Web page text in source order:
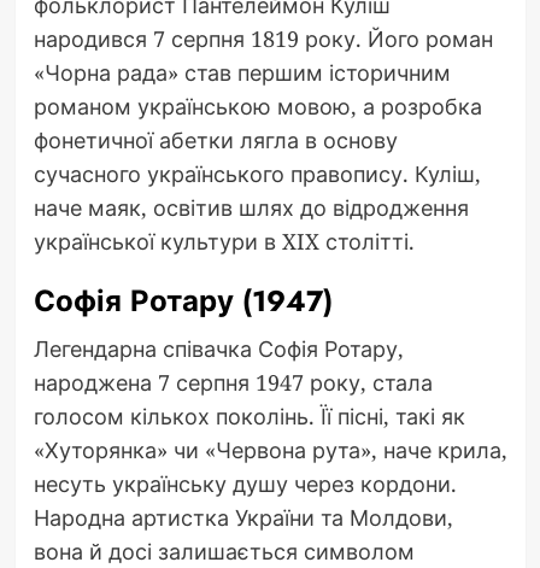
народився 7 серпня 1819 року. Його роман
«Чорна рада» став першим історичним
романом українською мовою, а розробка
фонетичної абетки лягла в основу
сучасного українського правопису. Куліш,
наче маяк, освітив шлях до відродження
української культури в XIX столітті.
Софія Ротару (1947)
Легендарна співачка Софія Ротару,
народжена 7 серпня 1947 року, стала
голосом кількох поколінь. Її пісні, такі як
«Хуторянка» чи «Червона рута», наче крила,
несуть українську душу через кордони.
Народна артистка України та Молдови,
вона й досі залишається символом